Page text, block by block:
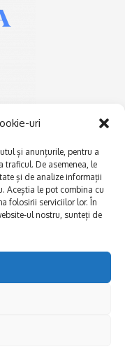
uri
și anunțurile, pentru a
traficul. De asemenea, le
și de analize informații
Aceștia le pot combina cu
folosirii serviciilor lor. În
ul nostru, sunteți de
și meșteșuguri
PE BUNE